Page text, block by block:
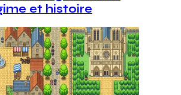
et histoire